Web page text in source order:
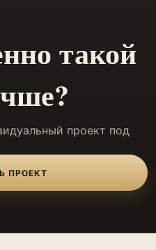
такой
проект под
ПРОЕКТ